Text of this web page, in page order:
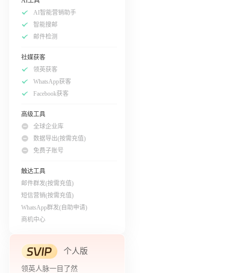
AI智能营销助手
智能搜邮
邮件检测
社媒获客
领英获客
WhatsApp获客
Facebook获客
高级工具
全球企业库
数据导出(按需充值)
免费子账号
触达工具
邮件群发(按需充值)
短信营销(按需充值)
WhatsApp群发(自助申请)
商机中心
个人版
领英人脉一目了然